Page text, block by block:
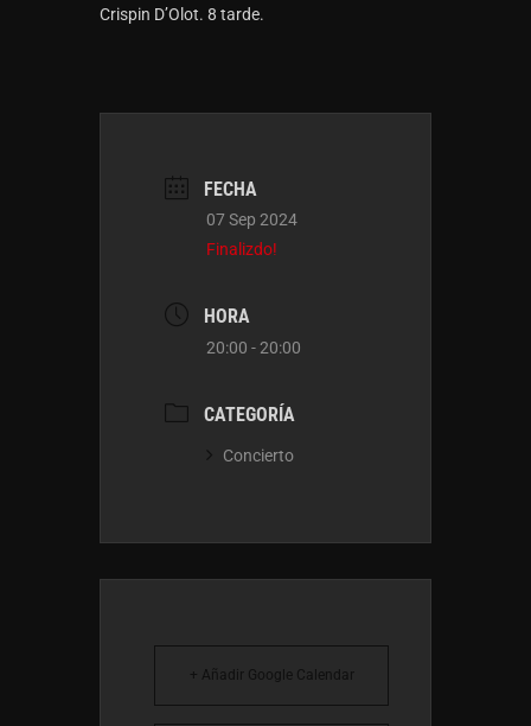
Crispin D’Olot. 8 tarde.
FECHA
07 Sep 2024
Finalizdo!
HORA
20:00 - 20:00
CATEGORÍA
Concierto
+ Añadir Google Calendar